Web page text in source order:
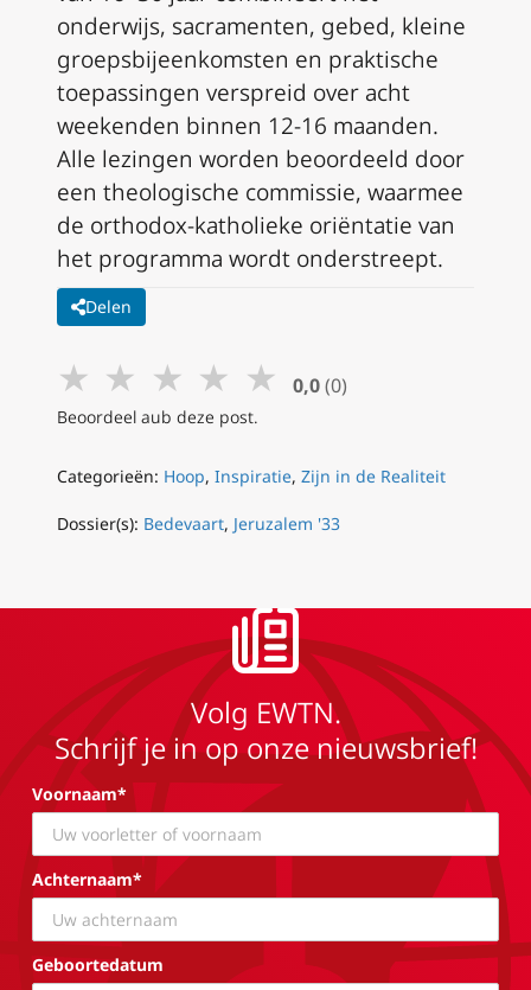
onderwijs, sacramenten, gebed, kleine
groepsbijeenkomsten en praktische
toepassingen verspreid over acht
weekenden binnen 12-16 maanden.
Alle lezingen worden beoordeeld door
een theologische commissie, waarmee
de orthodox-katholieke oriëntatie van
het programma wordt onderstreept.
Delen
★ ★ ★ ★ ★ 0,0 (0)
Beoordeel aub deze post.
Categorieën: Hoop, Inspiratie, Zijn in de Realiteit
Dossier(s): Bedevaart, Jeruzalem '33
Volg EWTN.
Schrijf je in op onze nieuwsbrief!
Voornaam*
Achternaam*
Geboortedatum